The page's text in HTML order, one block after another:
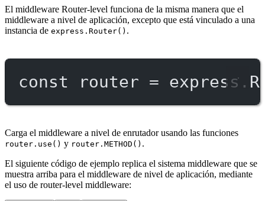
El middleware Router-level funciona de la misma manera que el
middleware a nivel de aplicación, excepto que está vinculado a una
instancia de express.Router() .
const router = express.
Carga el middleware a nivel de enrutador usando las funciones
router.use() y router.METHOD() .
El siguiente código de ejemplo replica el sistema middleware que se
muestra arriba para el middleware de nivel de aplicación, mediante
el uso de router-level middleware: